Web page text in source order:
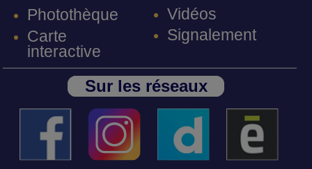
Photothèque
Carte
interactive
Vidéos
Signalement
Sur les réseaux